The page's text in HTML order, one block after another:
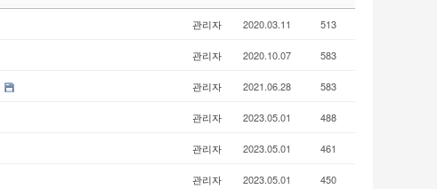
관리자 2020.03.11 513
관리자 2020.10.07 583
관리자 2021.06.28 583
관리자 2023.05.01 488
관리자 2023.05.01 461
관리자 2023.05.01 450